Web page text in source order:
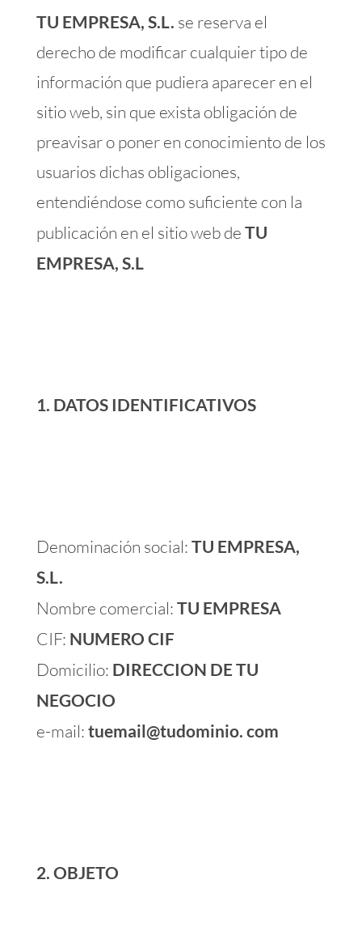
TU EMPRESA, S.L. se reserva el
derecho de modificar cualquier tipo de
información que pudiera aparecer en el
sitio web, sin que exista obligación de
preavisar o poner en conocimiento de los
usuarios dichas obligaciones,
entendiéndose como suficiente con la
publicación en el sitio web de TU
EMPRESA, S.L
1. DATOS IDENTIFICATIVOS
Denominación social: TU EMPRESA,
S.L.
Nombre comercial: TU EMPRESA
CIF: NUMERO CIF
Domicilio: DIRECCION DE TU
NEGOCIO
e-mail: tuemail@tudominio. com
2. OBJETO